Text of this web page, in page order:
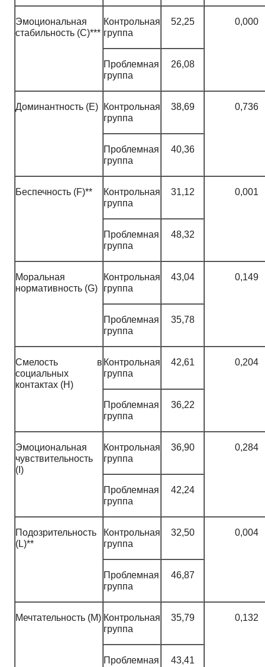
Эмоциональная
стабильность (C)***
Контрольная
группа
52,25 0,000
Проблемная
группа
26,08
Доминантность (E)
Контрольная
группа
38,69 0,736
Проблемная
группа
40,36
Беспечность (F)**
Контрольная
группа
31,12 0,001
Проблемная
группа
48,32
Моральная
нормативность (G)
Контрольная
группа
43,04 0,149
Проблемная
группа
35,78
Смелость в
социальных
контактах (H)
Контрольная
группа
42,61 0,204
Проблемная
группа
36,22
Эмоциональная
чувствительность
(I)
Контрольная
группа
36,90 0,284
Проблемная
группа
42,24
Подозрительность
(L)**
Контрольная
группа
32,50 0,004
Проблемная
группа
46,87
Мечтательность (M) Контрольная
группа
35,79 0,132
Проблемная
43,41